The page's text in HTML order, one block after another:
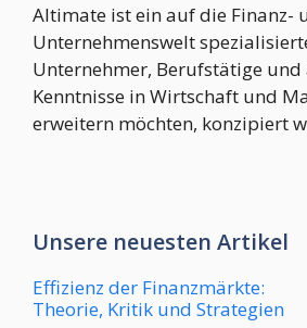
Altimate ist ein auf die Finanz-
Unternehmenswelt
Unternehmer, Berufstätige
Kenntnisse in Wirtschaft und
erweitern möchten, konzipiert
Unsere neuesten Artikel
Effizienz der Finanzmärkte:
Theorie, Kritik und Strategien